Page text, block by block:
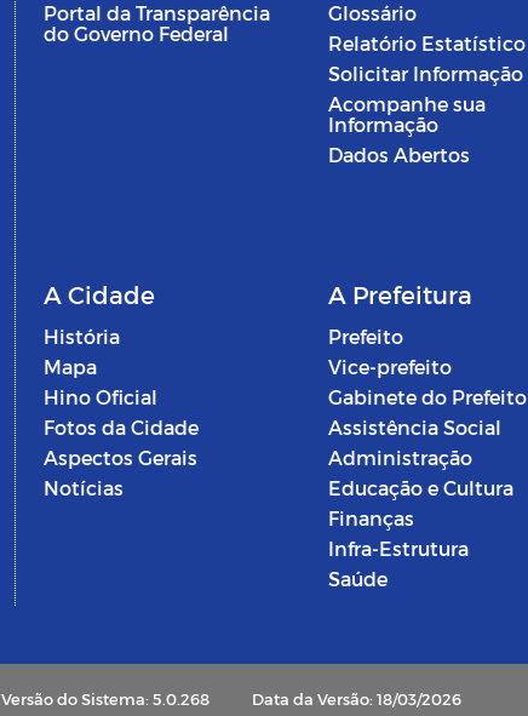
Portal da Transparência
do Governo Federal
Glossário
Relatório Estatístico
Solicitar Informação
Acompanhe sua
Informação
Dados Abertos
A Cidade
História
Mapa
Hino Oficial
Fotos da Cidade
Aspectos Gerais
Notícias
A Prefeitura
Prefeito
Vice-prefeito
Gabinete do Prefeito
Assistência Social
Administração
Educação e Cultura
Finanças
Infra-Estrutura
Saúde
Versão do Sistema: 5.0.268 Data da Versão: 18/03/2026